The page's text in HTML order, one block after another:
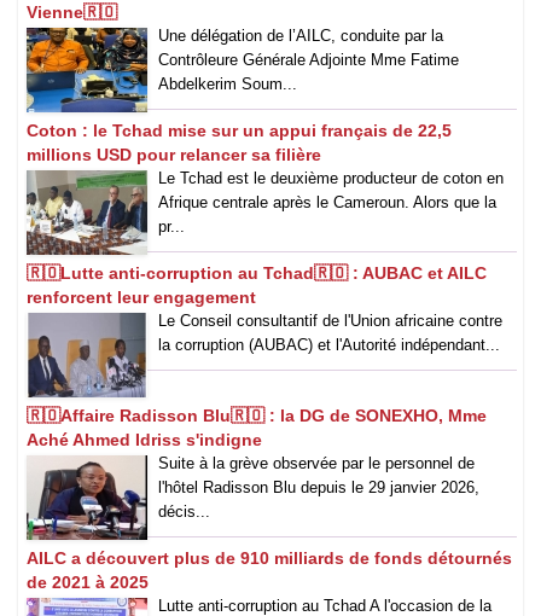
Vienne🇷🇴
‎Une délégation de l’AILC, conduite par la
Contrôleure Générale Adjointe Mme Fatime
Abdelkerim Soum...
Coton : le Tchad mise sur un appui français de 22,5
millions USD pour relancer sa filière
Le Tchad est le deuxième producteur de coton en
Afrique centrale après le Cameroun. Alors que la
pr...
🇷🇴Lutte anti-corruption au Tchad🇷🇴 : AUBAC et AILC
renforcent leur engagement
Le Conseil consultantif de l'Union africaine contre
la corruption (AUBAC) et l'Autorité indépendant...
🇷🇴Affaire Radisson Blu🇷🇴 : la DG de SONEXHO, Mme
Aché Ahmed Idriss s'indigne
Suite à la grève observée par le personnel de
l'hôtel Radisson Blu depuis le 29 janvier 2026,
décis...
AILC a découvert plus de 910 milliards de fonds détournés
de 2021 à 2025
Lutte anti-corruption au Tchad A l'occasion de la